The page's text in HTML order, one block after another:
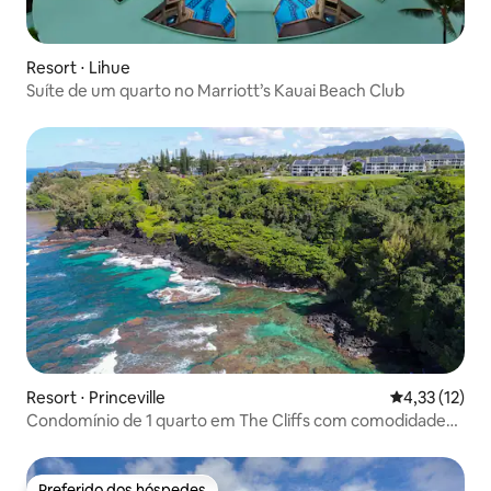
Resort ⋅ Lihue
Suíte de um quarto no Marriott’s Kauai Beach Club
Resort ⋅ Princeville 4,33 de uma
4,33 (12)
Condomínio de 1 quarto em The Cliffs com comodidades